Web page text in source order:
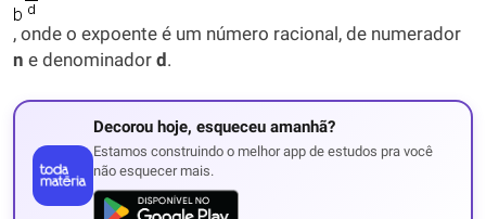
, onde o expoente é um número racional, de numerador
n e denominador d.
Decorou hoje, esqueceu amanhã?
Estamos construindo o melhor app de estudos pra você
não esquecer mais.